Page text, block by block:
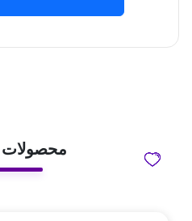
محصولات